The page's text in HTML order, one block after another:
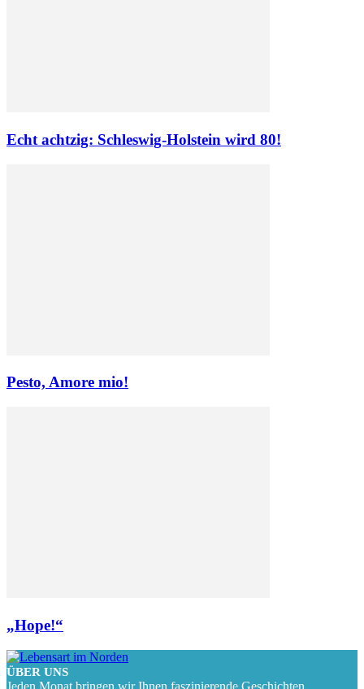
Echt achtzig: Schleswig-Holstein wird 80!
Pesto, Amore mio!
„Hope!“
ÜBER UNS
Jeden Monat bringen wir Ihnen faszinierende Geschichten,